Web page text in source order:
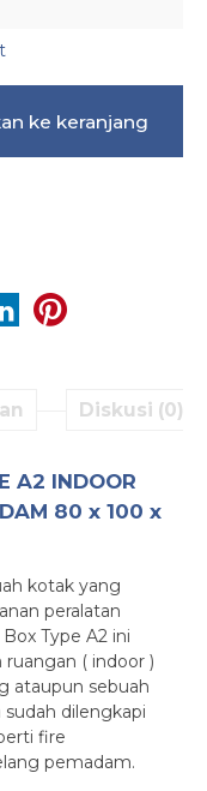
ke keranjang
Diskusi (0)
A2 INDOOR
80 x 100 x
kotak yang
peralatan
Type A2 ini
( indoor )
ataupun sebuah
dilengkapi
fire
pemadam.